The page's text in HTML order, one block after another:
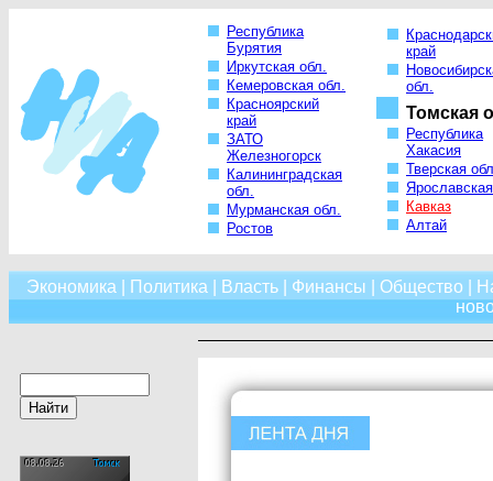
Республика
Бурятия
Иркутская обл.
Кемеровская обл.
Красноярский
край
ЗАТО
Железногорск
Калининградская
обл.
Мурманская обл.
Ростов
край
обл.
Томская
Республика
Хакасия
Тверская
Кавказ
Алтай
Экономика Политика Власть| Финансы Общество